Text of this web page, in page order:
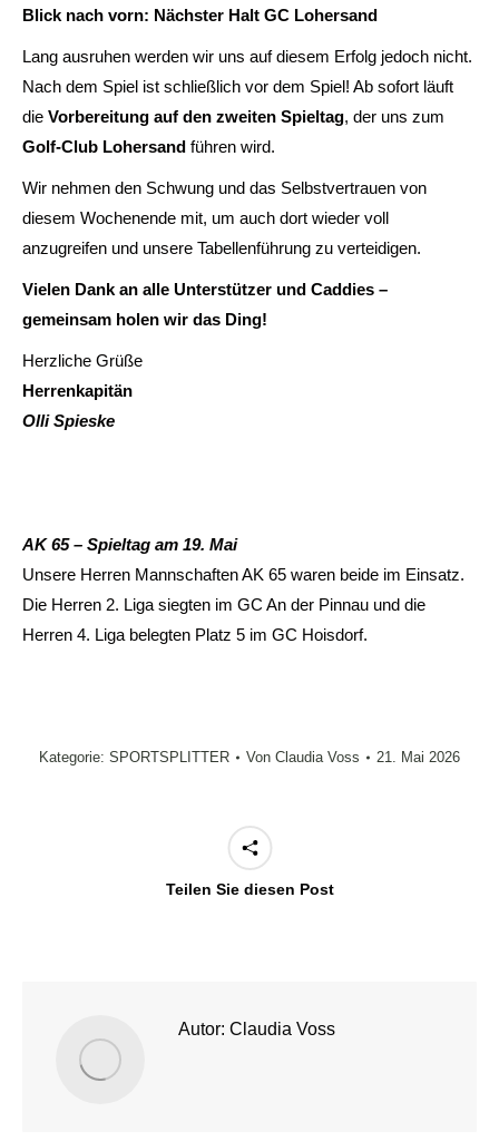
Blick nach vorn: Nächster Halt GC Lohersand
Lang ausruhen werden wir uns auf diesem Erfolg jedoch nicht.
Nach dem Spiel ist schließlich vor dem Spiel! Ab sofort läuft
die Vorbereitung auf den zweiten Spieltag, der uns zum
Golf-Club Lohersand führen wird.
Wir nehmen den Schwung und das Selbstvertrauen von
diesem Wochenende mit, um auch dort wieder voll
anzugreifen und unsere Tabellenführung zu verteidigen.
Vielen Dank an alle Unterstützer und Caddies –
gemeinsam holen wir das Ding!
Herzliche Grüße
Herrenkapitän
Olli Spieske
AK 65 – Spieltag am 19. Mai
Unsere Herren Mannschaften AK 65 waren beide im Einsatz.
Die Herren 2. Liga siegten im GC An der Pinnau und die
Herren 4. Liga belegten Platz 5 im GC Hoisdorf.
Kategorie: SPORTSPLITTER Von Claudia Voss 21. Mai 2026
Teilen Sie diesen Post
Autor: Claudia Voss